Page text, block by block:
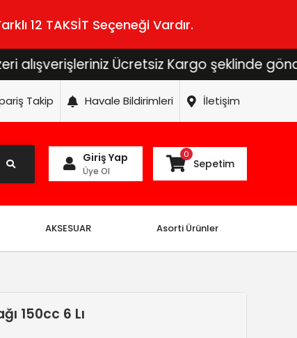
12 TAKSİT Seçeneği Vardır.
Ücretsiz Kargo şeklinde
Takip Havale Bildirimleri İletişim
Giriş Yap
Üye Ol
0
Sepetim
AKSESUAR Asorti Ürünler
150cc 6 Lı